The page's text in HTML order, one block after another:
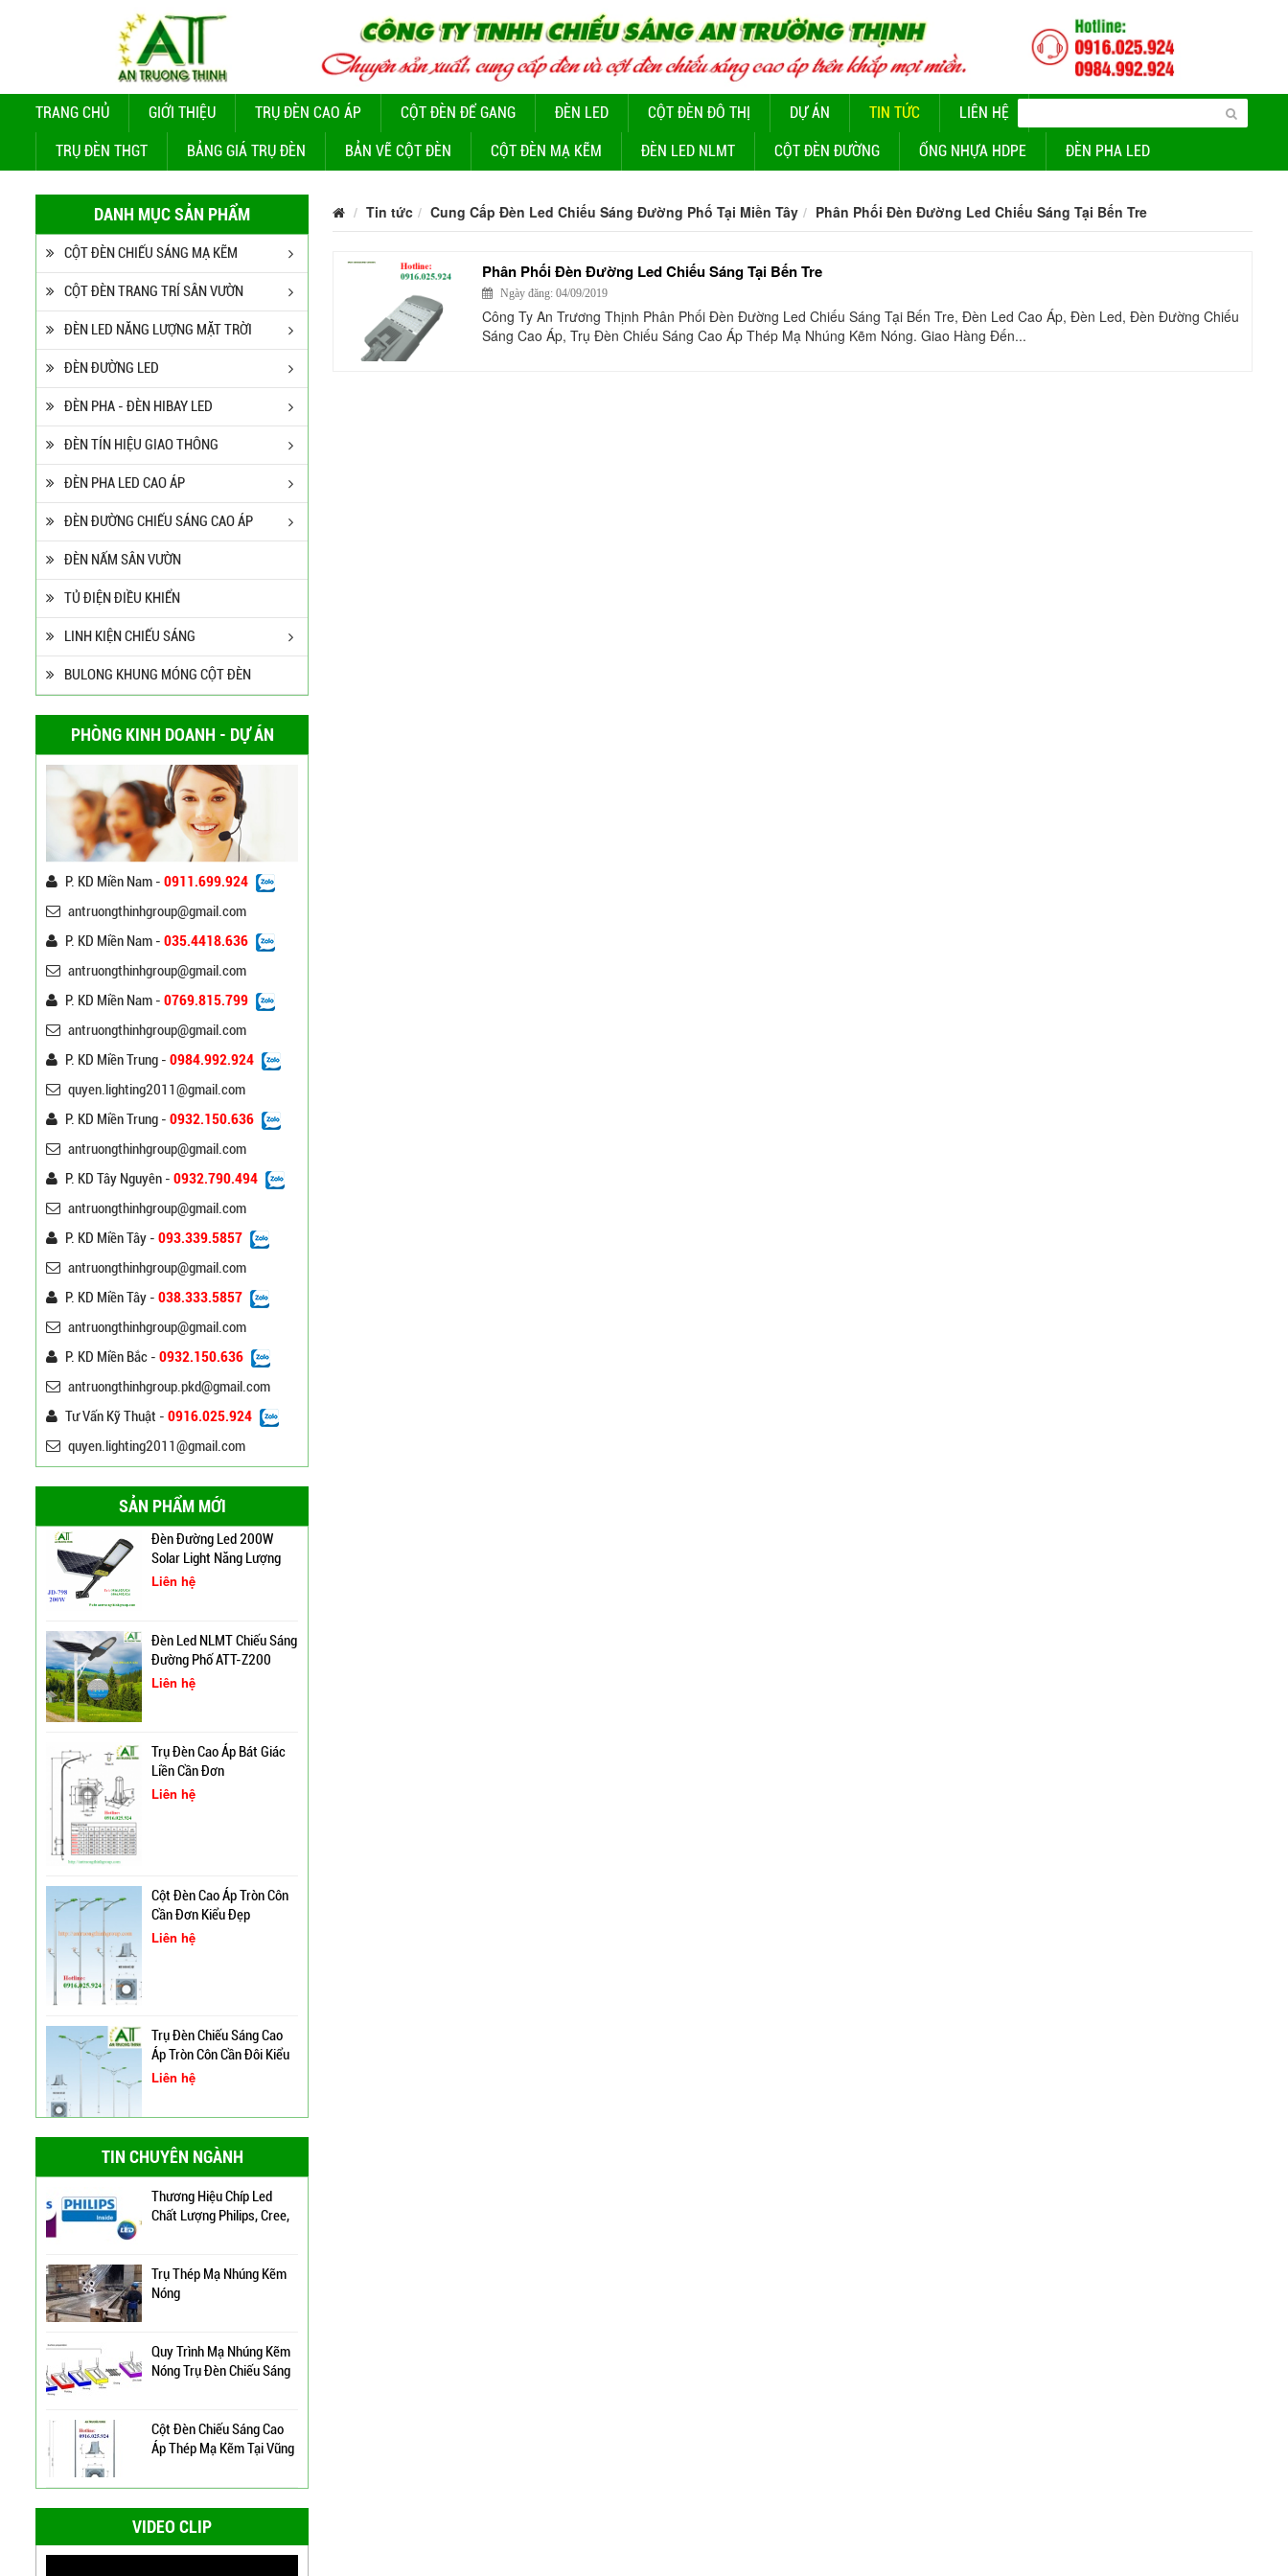
TRANG CHỦ GIỚI THIỆU TRỤ ĐÈN CAO ÁP CỘT ĐÈN ĐỂ GANG ĐÈN LED CỘT ĐÈN ĐÔ THỊ DỰ ÁN TIN TỨC LIÊN HỆ
TRỤ ĐÈN THGT BẢNG GIÁ TRỤ ĐÈN BẢN VẼ CỘT ĐÈN CỘT ĐÈN MẠ KẼM ĐÈN LED NLMT CỘT ĐÈN ĐƯỜNG ỐNG NHỰA HDPE ĐÈN PHA LED
DANH MỤC SẢN PHẨM
CỘT ĐÈN CHIẾU SÁNG MẠ KẼM
CỘT ĐÈN TRANG TRÍ SÂN VƯỜN
ĐÈN LED NĂNG LƯỢNG MẶT TRỜI
ĐÈN ĐƯỜNG LED
ĐÈN PHA - ĐÈN HIBAY LED
ĐÈN TÍN HIỆU GIAO THÔNG
ĐÈN PHA LED CAO ÁP
ĐÈN ĐƯỜNG CHIẾU SÁNG CAO ÁP
ĐÈN NẤM SÂN VƯỜN
TỦ ĐIỆN ĐIỀU KHIỂN
LINH KIỆN CHIẾU SÁNG
BULONG KHUNG MÓNG CỘT ĐÈN
PHÒNG KINH DOANH - DỰ ÁN
P. KD Miền Nam - 0911.699.924
antruongthinhgroup@gmail.com
P. KD Miền Nam - 035.4418.636
antruongthinhgroup@gmail.com
P. KD Miền Nam - 0769.815.799
antruongthinhgroup@gmail.com
P. KD Miền Trung - 0984.992.924
quyen.lighting2011@gmail.com
P. KD Miền Trung - 0932.150.636
antruongthinhgroup@gmail.com
P. KD Tây Nguyên - 0932.790.494
antruongthinhgroup@gmail.com
P. KD Miền Tây - 093.339.5857
antruongthinhgroup@gmail.com
P. KD Miền Tây - 038.333.5857
antruongthinhgroup@gmail.com
P. KD Miền Bắc - 0932.150.636
antruongthinhgroup.pkd@gmail.com
Tư Vấn Kỹ Thuật - 0916.025.924
quyen.lighting2011@gmail.com
SẢN PHẨM MỚI
Cột Đèn Cao Áp Tròn Côn
Cần Đơn Kiểu Đẹp
Liên hệ
Trụ Đèn Chiếu Sáng Cao
Áp Tròn Côn Cần Đôi Kiểu
K212
Liên hệ
Đèn Đường Led Cao Áp
Philips 100W, 150W,
120W ATT
Liên hệ
Đèn Đường Led Chiếu
Sáng 100W 150W Philips
Đèn Led Đường Phố OEM
Philips, Cree 60w 80w
Liên hệ
Bảng Điện Cửa Trụ Đèn
Chiếu Sáng, Trụ Đèn Cao
Đèn Đường Led ATT-
Lượng Mặt Trời
Liên hệ
Đèn Đường Led 200W
Solar Light Năng Lượng
Mặt Trời ATT NLMT 300W
Liên hệ
Đèn Led NLMT Chiếu Sáng
Đường Phố ATT-Z200
Liên hệ
Trụ Đèn Cao Áp Bát Giác
Liền Cần Đơn
Liên hệ
Cột Đèn Cao Áp Tròn Côn
Cần Đơn Kiểu Đẹp
Liên hệ
Trụ Đèn Chiếu Sáng Cao
Áp Tròn Côn Cần Đôi Kiểu
K212
Liên hệ
Đèn Đường Led Cao Áp
Philips 100W, 150W,
120W ATT
Liên hệ
Đèn Đường Led Chiếu
Sáng 100W 150W Philips
Đèn Led Đường Phố OEM
Chiếu Sáng, Trụ Đèn Cao
Áp
Liên hệ
TIN CHUYÊN NGÀNH
Trụ Đèn Tín Hiệu Chớp
Vàng Năng Lượng Mặt
Trời Tại Bình Định
Cung Cấp Cột Đèn Chiếu
Sáng Cao Áp Tại TP. Tam
Kỳ
Xây Dựng Trung Tâm Quản
Lý Và Điều Hành Hệ Thống
Chiếu Sáng Tại TP HCM
Thương Hiệu Chíp Led
Chất Lượng Philips, Cree,
Trụ Thép Mạ Nhúng Kẽm
Nóng
Quy Trình Mạ Nhúng Kẽm
Nóng Trụ Đèn Chiếu Sáng
Cột Đèn Chiếu Sáng Cao
Áp Thép Mạ Kẽm Tại Vũng
Cột Đèn Cao Áp Chiếu
Sáng Đường Phố Tại
Quảng Ninh
VIDEO CLIP
Tin tức Cung Cấp Đèn Led Chiếu Sáng Đường Phố Tại Miền Tây Phân Phối Đèn Đường Led Chiếu Sáng Tại Bến Tre
Phân Phối Đèn Đường Led Chiếu Sáng Tại Bến Tre
Ngày đăng: 04/09/2019
Công Ty An Trương Thịnh Phân Phối Đèn Đường Led Chiếu Sáng Tại Bến Tre, Đèn Led Cao Áp, Đèn Led, Đèn Đường Chiếu
Sáng Cao Áp, Trụ Đèn Chiếu Sáng Cao Áp Thép Mạ Nhúng Kẽm Nóng. Giao Hàng Đến...